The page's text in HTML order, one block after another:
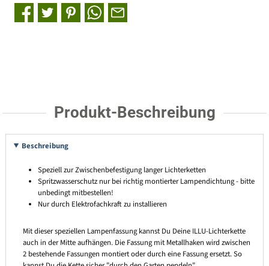
Produkt-Beschreibung
Beschreibung
Speziell zur Zwischenbefestigung langer Lichterketten
Spritzwasserschutz nur bei richtig montierter Lampendichtung - bitte
unbedingt mitbestellen!
Nur durch Elektrofachkraft zu installieren
Mit dieser speziellen Lampenfassung kannst Du Deine ILLU-Lichterkette
auch in der Mitte aufhängen. Die Fassung mit Metallhaken wird zwischen
2 bestehende Fassungen montiert oder durch eine Fassung ersetzt. So